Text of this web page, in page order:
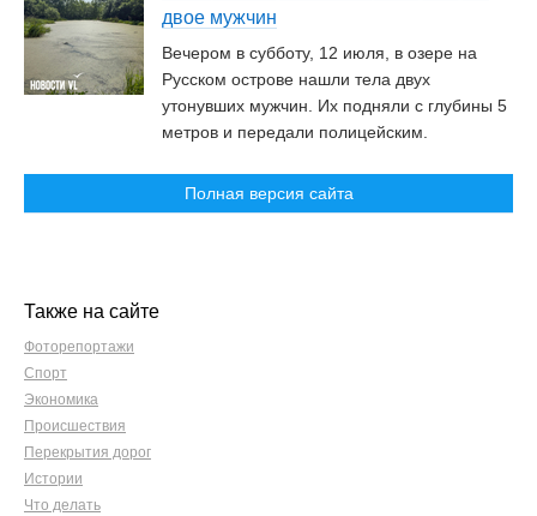
двое мужчин
Вечером в субботу, 12 июля, в озере на
Русском острове нашли тела двух
утонувших мужчин. Их подняли с глубины 5
метров и передали полицейским.
Полная версия сайта
Также на сайте
Фоторепортажи
Спорт
Экономика
Происшествия
Перекрытия дорог
Истории
Что делать